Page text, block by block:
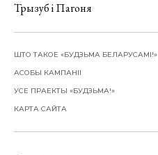
Трызуб і Пагоня
ШТО ТАКОЕ «БУДЗЬМА БЕЛАРУСАМІ!»
АСОБЫ КАМПАНІІ
УСЕ ПРАЕКТЫ «БУДЗЬМА!»
КАРТА САЙТА